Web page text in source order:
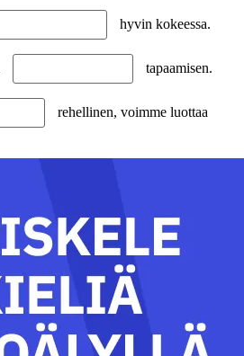
hyvin kokeessa.
tapaamisen.
rehellinen, voimme luottaa